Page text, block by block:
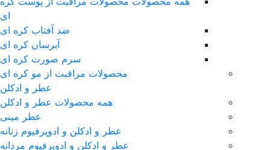
ای
ضد آفتاب کره ای
آبرسان کره ای
سرم صورت کره ای
محصولات مراقبت از مو کره ای
عطر و ادکلن
همه محصولات عطر و ادکلن
عطر مینی
عطر و ادکلن و ادوپرفیوم زنانه
عطر و ادکلن و ادوپرفیوم مردانه